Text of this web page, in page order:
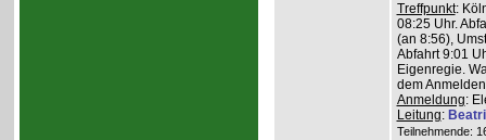
Treffpunkt:
08:25 Uhr.
(an 8:56),
Abfahrt 9:01
Eigenregie.
dem Anmelden
Anmeldung:
Leitung:
Teilnehmende: